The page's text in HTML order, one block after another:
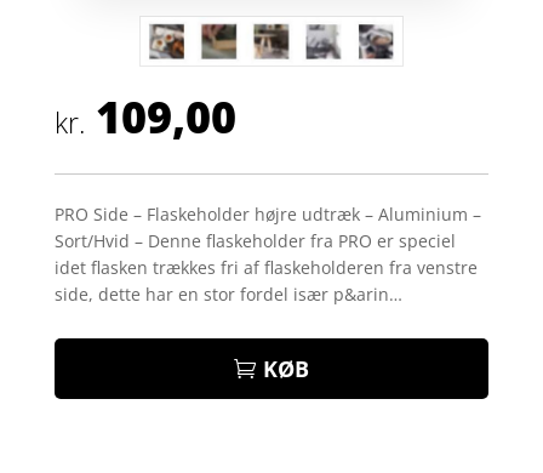
kr. 109,00
PRO Side – Flaskeholder højre udtræk – Aluminium –
Sort/Hvid – Denne flaskeholder fra PRO er speciel
idet flasken trækkes fri af flaskeholderen fra venstre
side, dette har en stor fordel især p&arin…
KØB